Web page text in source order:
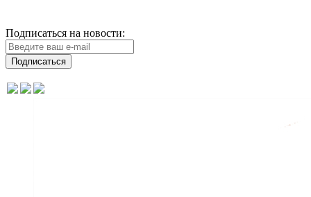
Подписаться на новости:
Подписаться